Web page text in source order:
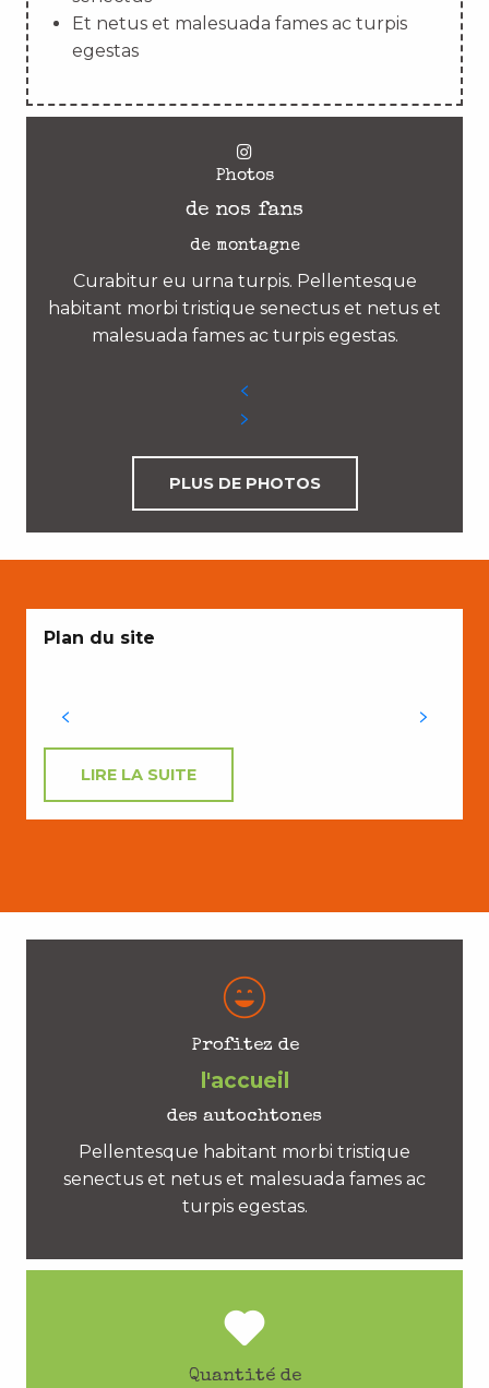
Et netus et malesuada fames ac turpis
egestas
Photos
de nos fans
de montagne
Curabitur eu urna turpis. Pellentesque
habitant morbi tristique senectus et netus et
malesuada fames ac turpis egestas.
PLUS DE PHOTOS
Plan du site
LIRE LA SUITE
Profitez de
l'accueil
des autochtones
Pellentesque habitant morbi tristique
senectus et netus et malesuada fames ac
turpis egestas.
Quantité de